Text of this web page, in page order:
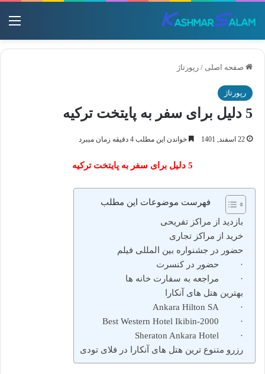
صفحه اصلی / رپورتاژ
رپورتاژ
5 دلیل برای سفر به پایتخت ترکیه
22 اسفند, 1401 خواندن این مطلب 4 دقیقه زمان میبرد
5 دلیل برای سفر به پایتخت ترکیه
فهرست موضوعات این مطلب
بازدید از مراکز تفریحی
خرید از مراکز تجاری
حضور در جشنواره بین المللی فیلم
· حضور در کنسرت
· مراجعه به سفارت خانه ها
بهترین هتل های آنکارا
· Ankara Hilton SA
· Best Western Hotel Ikibin-2000
· Sheraton Ankara Hotel
رزرو متنوع ترین هتل های آنکارا در فلای تودی